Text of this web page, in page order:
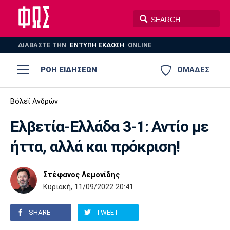
ΔΙΑΒΑΣΤΕ THN ΕΝΤΥΠΗ ΕΚΔΟΣΗ ONLINE
ΟΜΑΔΕΣ
ΡΟΗ ΕΙΔΗΣΕΩΝ
ΠΟΔΟΣΦΑΙΡΟ
AUTO-MOTO PLUS
Ποδόσφαιρο
Super League 1
Super League 2
Γ Εθνική
Ελλάδα
Μπάσκετ
Ελλάδα
Εθνική
EuroLeague
Ολυμπιακοί Αγώνες
Βόλεϊ
Πόλο
Ολυμπιακός ΑΕΚ ΠΑΟΚ
Παναθηναϊκός Ατρόμητος
Βόλεϊ Ανδρών
Eλβετία-Ελλάδα 3-1: Αντίο με
ήττα, αλλά και πρόκριση!
Στέφανος Λεμονίδης
Κυριακή, 11/09/2022 20:41
SHARE TWEET